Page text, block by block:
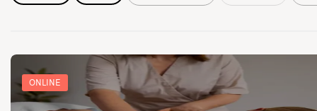
ONLINE